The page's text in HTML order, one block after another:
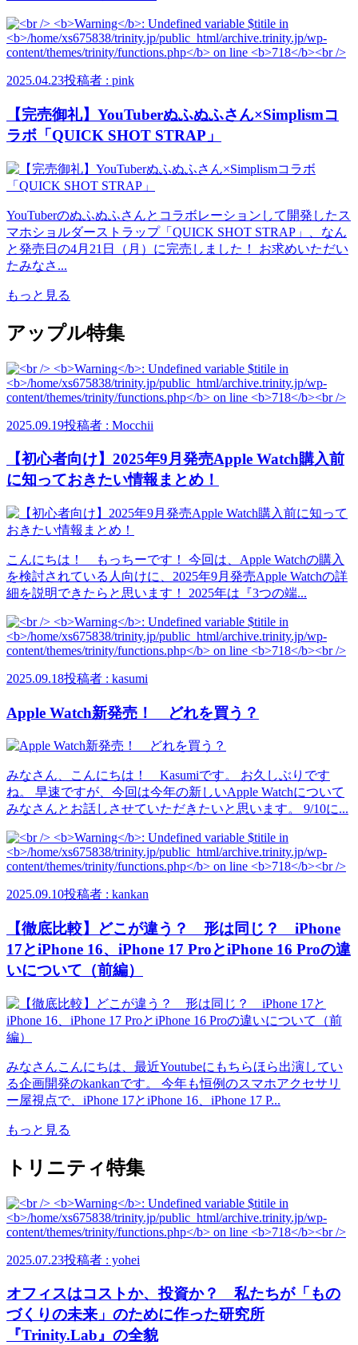
2025.04.23投稿者 : pink
【完売御礼】YouTuberぬふぬふさん×Simplismコ
ラボ「QUICK SHOT STRAP」
YouTuberのぬふぬふさんとコラボレーションして開発したス
マホショルダーストラップ「QUICK SHOT STRAP」、なん
と発売日の4月21日（月）に完売しました！ お求めいただい
たみなさ...
もっと見る
アップル特集
2025.09.19投稿者 : Mocchii
【初心者向け】2025年9月発売Apple Watch購入前
に知っておきたい情報まとめ！
こんにちは！ もっちーです！ 今回は、Apple Watchの購入
を検討されている人向けに、2025年9月発売Apple Watchの詳
細を説明できたらと思います！ 2025年は『3つの端...
2025.09.18投稿者 : kasumi
Apple Watch新発売！ どれを買う？
みなさん、こんにちは！ Kasumiです。 お久しぶりです
ね。 早速ですが、今回は今年の新しいApple Watchについて
みなさんとお話しさせていただきたいと思います。 9/10に...
2025.09.10投稿者 : kankan
【徹底比較】どこが違う？ 形は同じ？ iPhone
17とiPhone 16、iPhone 17 ProとiPhone 16 Proの違
いについて（前編）
みなさんこんにちは、最近Youtubeにもちらほら出演してい
る企画開発のkankanです。 今年も恒例のスマホアクセサリ
ー屋視点で、iPhone 17とiPhone 16、iPhone 17 P...
もっと見る
トリニティ特集
2025.07.23投稿者 : yohei
オフィスはコストか、投資か？ 私たちが「もの
づくりの未来」のために作った研究所
『Trinity.Lab』の全貌